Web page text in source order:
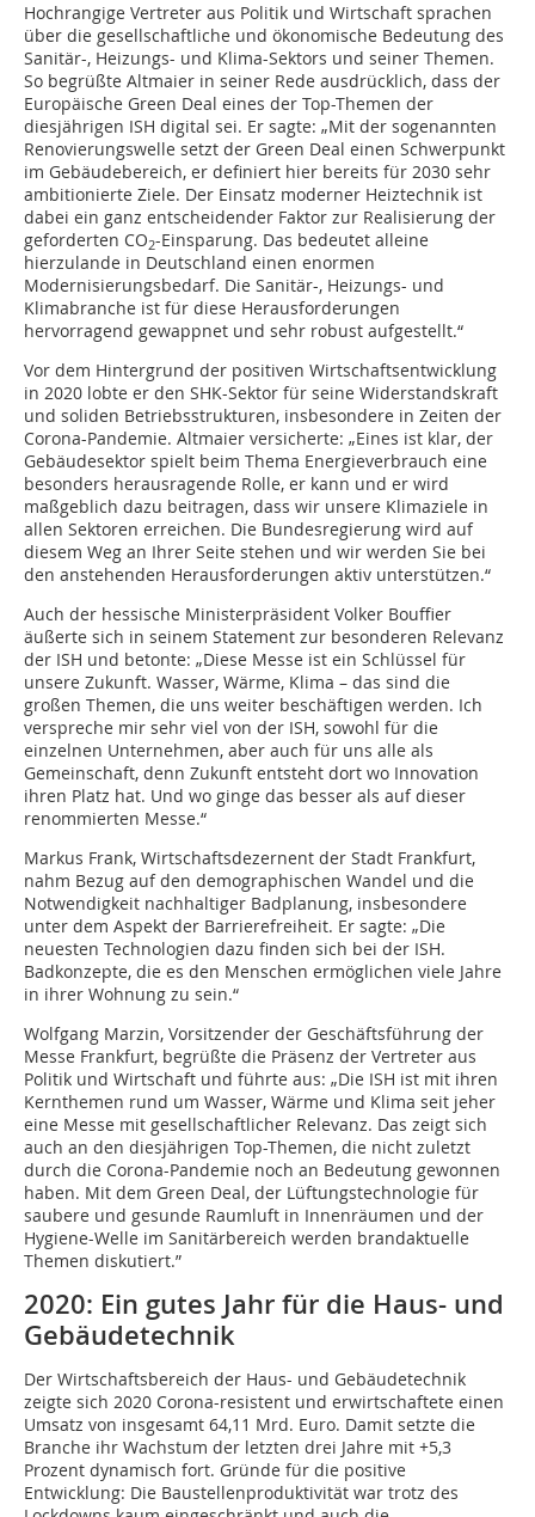
Hochrangige Vertreter aus Politik und Wirtschaft sprachen
über die gesellschaftliche und ökonomische Bedeutung des
Sanitär-, Heizungs- und Klima-Sektors und seiner Themen.
So begrüßte Altmaier in seiner Rede ausdrücklich, dass der
Europäische Green Deal eines der Top-Themen der
diesjährigen ISH digital sei. Er sagte: „Mit der sogenannten
Renovierungswelle setzt der Green Deal einen Schwerpunkt
im Gebäudebereich, er definiert hier bereits für 2030 sehr
ambitionierte Ziele. Der Einsatz moderner Heiztechnik ist
dabei ein ganz entscheidender Faktor zur Realisierung der
geforderten CO2-Einsparung. Das bedeutet alleine
hierzulande in Deutschland einen enormen
Modernisierungsbedarf. Die Sanitär-, Heizungs- und
Klimabranche ist für diese Herausforderungen
hervorragend gewappnet und sehr robust aufgestellt.“
Vor dem Hintergrund der positiven Wirtschaftsentwicklung
in 2020 lobte er den SHK-Sektor für seine Widerstandskraft
und soliden Betriebsstrukturen, insbesondere in Zeiten der
Corona-Pandemie. Altmaier versicherte: „Eines ist klar, der
Gebäudesektor spielt beim Thema Energieverbrauch eine
besonders herausragende Rolle, er kann und er wird
maßgeblich dazu beitragen, dass wir unsere Klimaziele in
allen Sektoren erreichen. Die Bundesregierung wird auf
diesem Weg an Ihrer Seite stehen und wir werden Sie bei
den anstehenden Herausforderungen aktiv unterstützen.“
Auch der hessische Ministerpräsident Volker Bouffier
äußerte sich in seinem Statement zur besonderen Relevanz
der ISH und betonte: „Diese Messe ist ein Schlüssel für
unsere Zukunft. Wasser, Wärme, Klima – das sind die
großen Themen, die uns weiter beschäftigen werden. Ich
verspreche mir sehr viel von der ISH, sowohl für die
einzelnen Unternehmen, aber auch für uns alle als
Gemeinschaft, denn Zukunft entsteht dort wo Innovation
ihren Platz hat. Und wo ginge das besser als auf dieser
renommierten Messe.“
Markus Frank, Wirtschaftsdezernent der Stadt Frankfurt,
nahm Bezug auf den demographischen Wandel und die
Notwendigkeit nachhaltiger Badplanung, insbesondere
unter dem Aspekt der Barrierefreiheit. Er sagte: „Die
neuesten Technologien dazu finden sich bei der ISH.
Badkonzepte, die es den Menschen ermöglichen viele Jahre
in ihrer Wohnung zu sein.“
Wolfgang Marzin, Vorsitzender der Geschäftsführung der
Messe Frankfurt, begrüßte die Präsenz der Vertreter aus
Politik und Wirtschaft und führte aus: „Die ISH ist mit ihren
Kernthemen rund um Wasser, Wärme und Klima seit jeher
eine Messe mit gesellschaftlicher Relevanz. Das zeigt sich
auch an den diesjährigen Top-Themen, die nicht zuletzt
durch die Corona-Pandemie noch an Bedeutung gewonnen
haben. Mit dem Green Deal, der Lüftungstechnologie für
saubere und gesunde Raumluft in Innenräumen und der
Hygiene-Welle im Sanitärbereich werden brandaktuelle
Themen diskutiert.”
2020: Ein gutes Jahr für die Haus- und
Gebäudetechnik
Der Wirtschaftsbereich der Haus- und Gebäudetechnik
zeigte sich 2020 Corona-resistent und erwirtschaftete einen
Umsatz von insgesamt 64,11 Mrd. Euro. Damit setzte die
Branche ihr Wachstum der letzten drei Jahre mit +5,3
Prozent dynamisch fort. Gründe für die positive
Entwicklung: Die Baustellenproduktivität war trotz des